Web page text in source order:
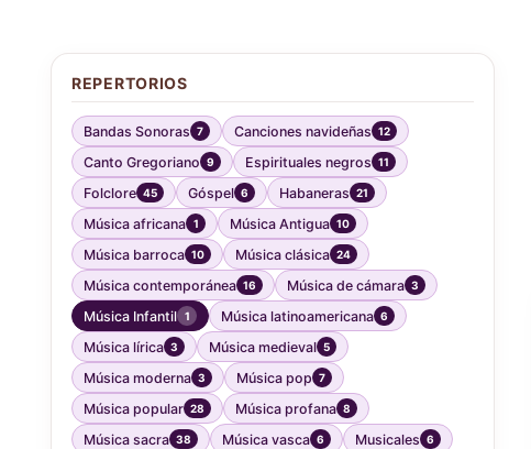
REPERTORIOS
Bandas Sonoras 7 Canciones navideñas 12
Canto Gregoriano 9 Espirituales negros 11
Folclore 45 Góspel 6 Habaneras 21
Música africana 1 Música Antigua 10
Música barroca 10 Música clásica 24
Música contemporánea 16 Música de cámara 3
Música Infantil 1 Música latinoamericana 6
Música lírica 3 Música medieval 5
Música moderna 3 Música pop 7
Música popular 28 Música profana 8
Música sacra 38 Música vasca 6 Musicales 6